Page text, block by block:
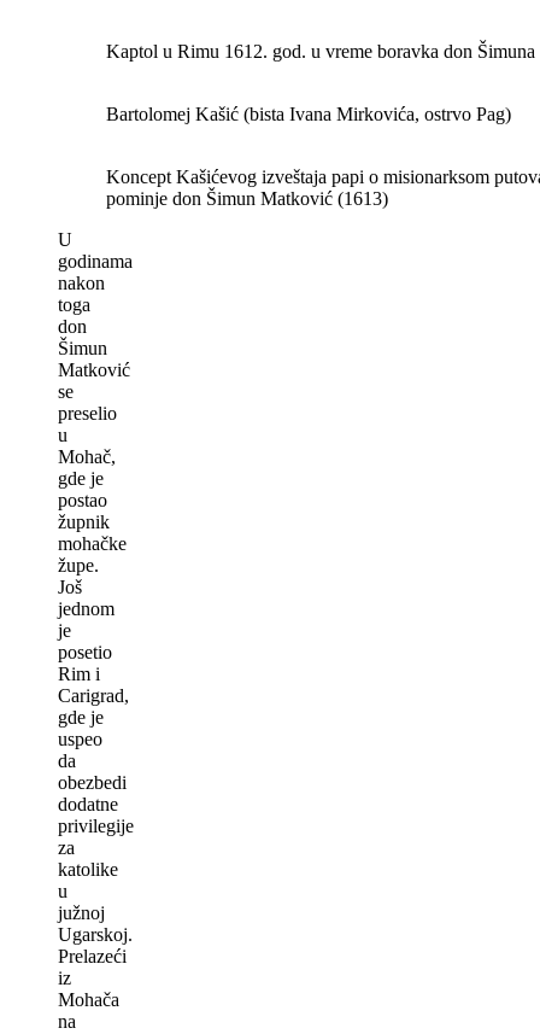
Kaptol u Rimu 1612. god. u vreme boravka don
Bartolomej Kašić (bista Ivana Mirkovića, ostrvo Pag)
Koncept Kašićevog izveštaja papi o misionarksom
pominje don Šimun Matković (1613)
U
godinama
nakon
toga
don
Šimun
Matković
se
preselio
u
Mohač,
gde je
postao
župnik
mohačke
župe.
Još
jednom
je
posetio
Rim i
Carigrad,
gde je
uspeo
da
obezbedi
dodatne
privilegije
za
katolike
u
južnoj
Ugarskoj.
Prelazeći
iz
Mohača
na